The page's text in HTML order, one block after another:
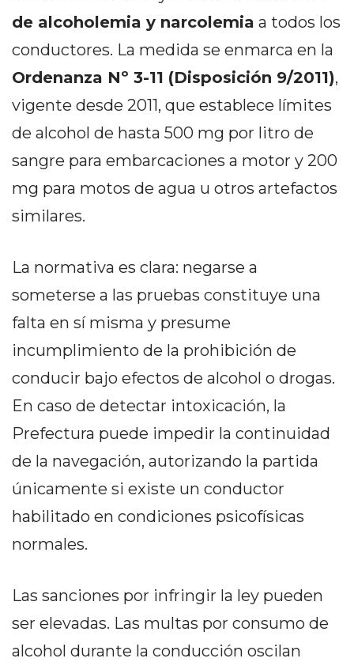
CÓMO ORGANIZAR LOS
PEDIDOS DE DELIVERY
POR WHATSAPP SIN QUE
SE TE PIERDA NINGUNO
AYUDA
POLÍTICAS
DE
PRIVACIDAD
DEL
SITIO
DIARIO
DEL
DIA
DIARIO
GRUPO
DE
de alcoholemia y narcolemia a todos los
conductores. La medida se enmarca en la
Ordenanza Nº 3-11 (Disposición 9/2011),
vigente desde 2011, que establece límites
de alcohol de hasta 500 mg por litro de
sangre para embarcaciones a motor y 200
mg para motos de agua u otros artefactos
similares.
La normativa es clara: negarse a
someterse a las pruebas constituye una
falta en sí misma y presume
incumplimiento de la prohibición de
conducir bajo efectos de alcohol o drogas.
En caso de detectar intoxicación, la
Prefectura puede impedir la continuidad
de la navegación, autorizando la partida
únicamente si existe un conductor
habilitado en condiciones psicofísicas
normales.
Las sanciones por infringir la ley pueden
ser elevadas. Las multas por consumo de
alcohol durante la conducción oscilan